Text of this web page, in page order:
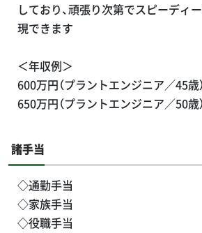
しており、頑張り次第でスピーディ
現できます
＜年収例＞
600万円（プラントエンジニア／45歳）
650万円（プラントエンジニア／50歳）
諸手当
◇通勤手当
◇家族手当
◇役職手当